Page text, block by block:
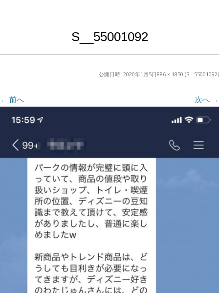
S__55001092
公開日時: 2020年1月5日886 × 1850 (S__55001092)
← 前へ 次へ →